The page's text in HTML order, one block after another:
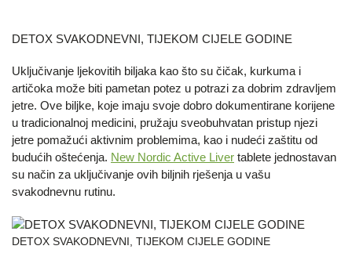
DETOX SVAKODNEVNI, TIJEKOM CIJELE GODINE
Uključivanje ljekovitih biljaka kao što su čičak, kurkuma i
artičoka može biti pametan potez u potrazi za dobrim zdravljem
jetre. Ove biljke, koje imaju svoje dobro dokumentirane korijene
u tradicionalnoj medicini, pružaju sveobuhvatan pristup njezi
jetre pomažući aktivnim problemima, kao i nudeći zaštitu od
budućih oštećenja. New Nordic Active Liver tablete jednostavan
su način za uključivanje ovih biljnih rješenja u vašu
svakodnevnu rutinu.
DETOX SVAKODNEVNI, TIJEKOM CIJELE GODINE